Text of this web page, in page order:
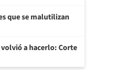
que se malutilizan
a hacerlo: Corte